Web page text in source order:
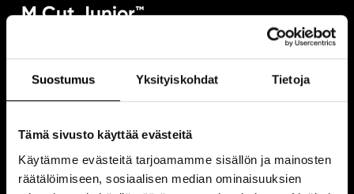
Suostumus Yksityiskohdat Tietoja
Tämä sivusto käyttää evästeitä
Käytämme evästeitä tarjoamamme sisällön ja mainosten
räätälöimiseen, sosiaalisen median ominaisuuksien
M Cut Junior™ 28 €
M Cut Student™ (32,40 €)
Hiustenleikkaus,pesu ja viimeistely. (ovh.
opiskelijakortilla.